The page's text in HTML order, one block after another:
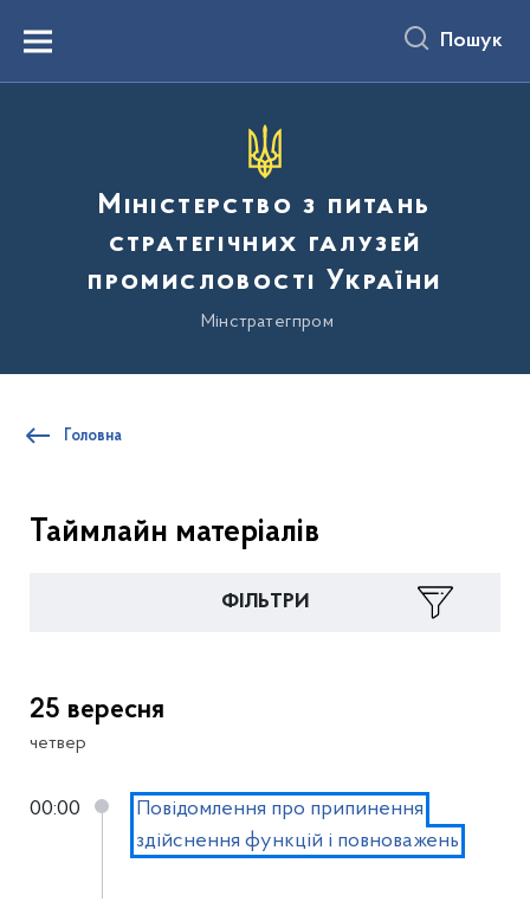
вмістуMenu Пошук
Міністерство з питань
стратегічних галузей
промисловості України
Мінстратегпром
Головна
Таймлайн матеріалів
ФІЛЬТРИ
25 вересня
четвер
00:00
Повідомлення про припинення
здійснення функцій і повноважень